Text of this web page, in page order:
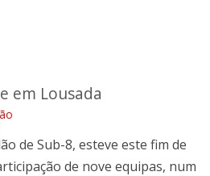
em Lousada
de Sub-8, esteve este fim de
de nove equipas, num